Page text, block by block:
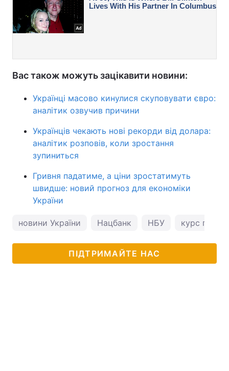
Вас також можуть зацікавити новини:
Українці масово кинулися скуповувати євро:
аналітик озвучив причини
Українців чекають нові рекорди від долара:
аналітик розповів, коли зростання
зупиниться
Гривня падатиме, а ціни зростатимуть
швидше: новий прогноз для економіки
України
новини України Нацбанк НБУ курс гривні
ПІДТРИМАЙТЕ НАС